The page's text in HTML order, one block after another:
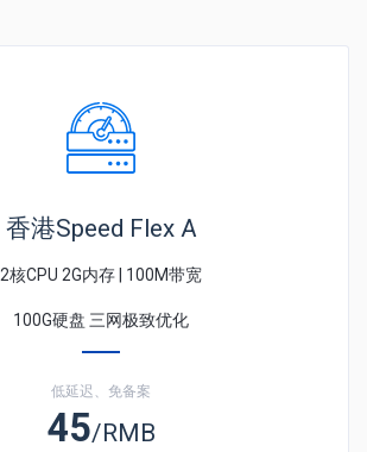
香港Speed Flex A
2核CPU 2G内存 | 100M带宽
100G硬盘 三网极致优化
低延迟、免备案
45/RMB